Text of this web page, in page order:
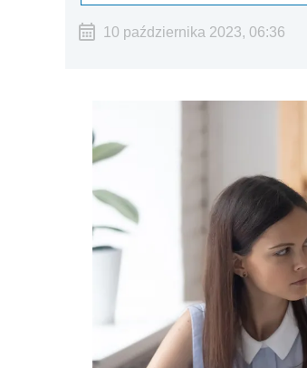
10 października 2023, 06:36